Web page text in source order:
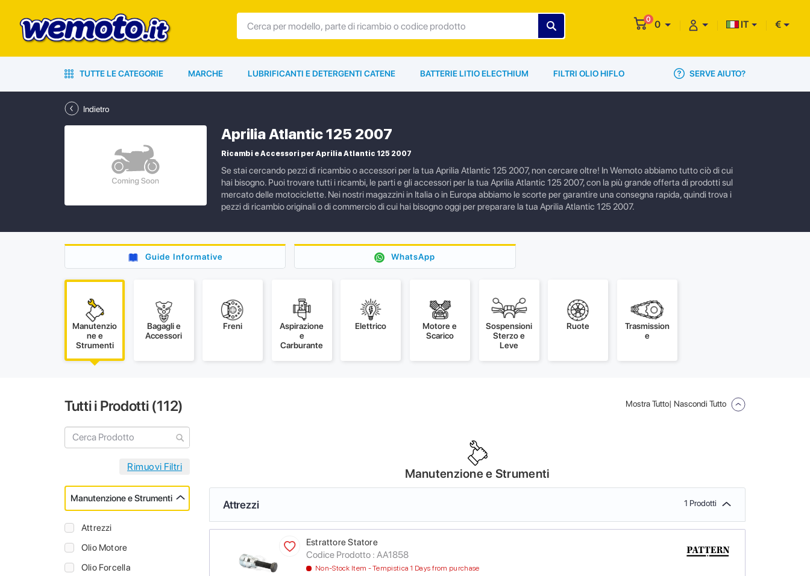
0 0 IT €
TUTTE LE CATEGORIE MARCHE LUBRIFICANTI E DETERGENTI CATENE BATTERIE LITIO ELECTHIUM FILTRI OLIO HIFLO SERVE AIUTO?
Indietro
Aprilia Atlantic 125 2007
Ricambi e Accessori per Aprilia Atlantic 125 2007
Se stai cercando pezzi di ricambio o accessori per la tua Aprilia Atlantic 125 2007, non cercare oltre! In Wemoto abbiamo tutto ciò di cui
hai bisogno. Puoi trovare tutti i ricambi, le parti e gli accessori per la tua Aprilia Atlantic 125 2007, con la più grande offerta di prodotti sul
mercato delle motociclette. Nei nostri magazzini in Italia o in Europa abbiamo le scorte per garantire una consegna rapida, quindi trova i
pezzi di ricambio originali o di commercio di cui hai bisogno oggi per preparare la tua Aprilia Atlantic 125 2007.
Guide Informative WhatsApp
Manutenzio
ne e
Strumenti
Bagagli e
Accessori
Freni
Aspirazione
e
Carburante
Elettrico
Motore e
Scarico
Sospensioni
Sterzo e
Leve
Ruote
Trasmission
e
Tutti i Prodotti (112)
Manutenzione e Strumenti
Attrezzi
Olio Motore
Olio Forcella
Mostra Tutto| Nascondi Tutto
Manutenzione e Strumenti
Attrezzi 1 Prodotti
Estrattore Statore
Codice Prodotto : AA1858
Non-Stock Item - Tempistica 1 Days from purchase